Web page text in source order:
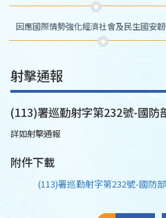
因應國際情勢強化經濟社會及民生國安
射擊通報
(113)署巡勤射字第232號-國防
詳如射擊通報
附件下載
(113)署巡勤射字第232號-國防